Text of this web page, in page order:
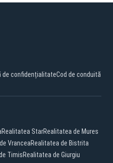
de confidențialitateCod de conduită
Realitatea StarRealitatea de Mures
VranceaRealitatea de Bistrita
TimisRealitatea de Giurgiu